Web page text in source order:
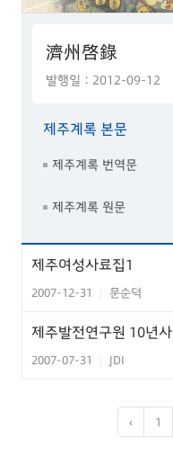
濟州啓錄
발행일 : 2012-09-12
제주계록 본문
제주계록 번역문
제주계록 원문
제주여성사료집1
2007-12-31 문순덕
제주발전연구원 10년사
2007-07-31 JDI
‹ 1